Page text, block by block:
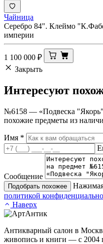
Чайница
Серебро 84". Клеймо
империи
1 100 000 ₽
Закрыть
Интересуют
№6158 — «Подвеска "Якорь"
похожие предметы из
Имя *
Сообщение
Подобрать похожее
Нажимая
политикой
Наверх
Антикварный салон в
живопись и книги — с 2004